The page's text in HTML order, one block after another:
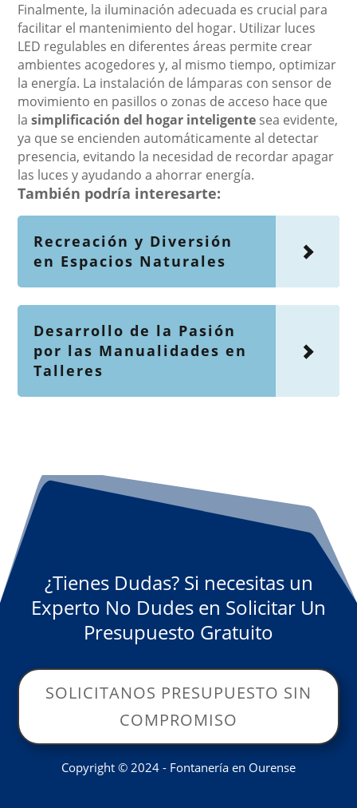
Finalmente, la iluminación adecuada es crucial para
facilitar el mantenimiento del hogar. Utilizar luces
LED regulables en diferentes áreas permite crear
ambientes acogedores y, al mismo tiempo, optimizar
la energía. La instalación de lámparas con sensor de
movimiento en pasillos o zonas de acceso hace que
lasimplificación del hogar inteligente sea evidente,
ya que se encienden automáticamente al detectar
presencia, evitando la necesidad de recordar apagar
las luces y ayudando a ahorrar energía.
También podría interesarte:
Recreación y Diversión
en Espacios Naturales
Desarrollo de la Pasión
por las Manualidades en
Talleres
¿Tienes Dudas? Si necesitas un
Experto No Dudes en Solicitar Un
Presupuesto Gratuito
SOLICITANOS PRESUPUESTO SIN
COMPROMISO
Copyright © 2024 - Fontanería en Ourense